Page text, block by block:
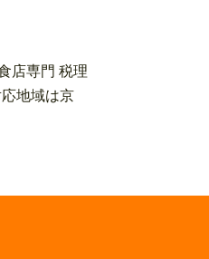
店専門 税理
地域は京